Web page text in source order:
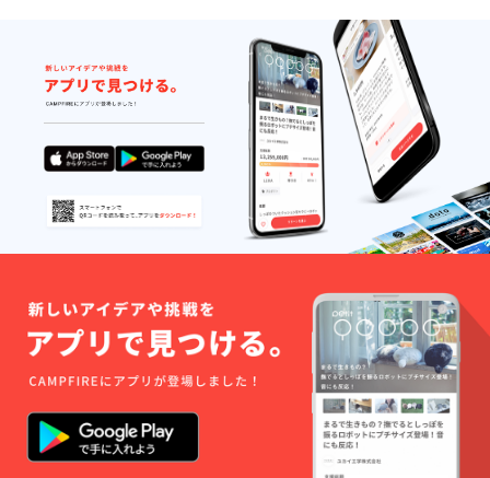
プロジェクトがサクセ
スしなかった場合でも
支援を表明してくだ
さった方と共同制作を
予定しているためで
す。また、全てのパト
ロンの方が共同制作に
携わりたいと考えてい
期限が終了次第パトロ
ンの方には確認のご連
絡をさせていただきま
法について述べさせて
いただきます。まず、
(A)、(B)を感じたこと
も理由の一つです。当
時、私自身は無宗教で
あり特別な宗教的な知
識があったわけでもな
く、また初対面の人間
の本質を抽出させ映像
に捉える技術もありま
せんでした。この時、
とが無いものを取材す
ること、(B)初対面の
人間の本心を引き出す
ことの難しさを実感し
ました。 そこで今回
は上記二点に当てはま